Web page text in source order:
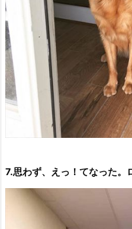
7.思わず、えっ！てなった。